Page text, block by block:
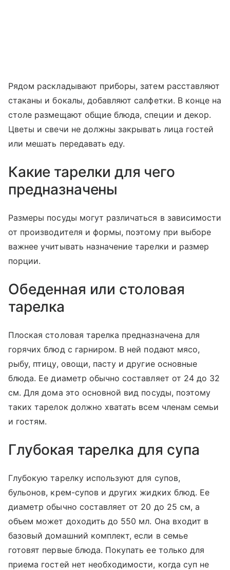
Рядом раскладывают приборы, затем расставляют
стаканы и бокалы, добавляют салфетки. В конце на
столе размещают общие блюда, специи и декор.
Цветы и свечи не должны закрывать лица гостей
или мешать передавать еду.
Какие тарелки для чего
предназначены
Размеры посуды могут различаться в зависимости
от производителя и формы, поэтому при выборе
важнее учитывать назначение тарелки и размер
порции.
Обеденная или столовая
тарелка
Плоская столовая тарелка предназначена для
горячих блюд с гарниром. В ней подают мясо,
рыбу, птицу, овощи, пасту и другие основные
блюда. Ее диаметр обычно составляет от 24 до 32
см. Для дома это основной вид посуды, поэтому
таких тарелок должно хватать всем членам семьи
и гостям.
Глубокая тарелка для супа
Глубокую тарелку используют для супов,
бульонов, крем-супов и других жидких блюд. Ее
диаметр обычно составляет от 20 до 25 см, а
объем может доходить до 550 мл. Она входит в
базовый домашний комплект, если в семье
готовят первые блюда. Покупать ее только для
приема гостей нет необходимости, когда суп не